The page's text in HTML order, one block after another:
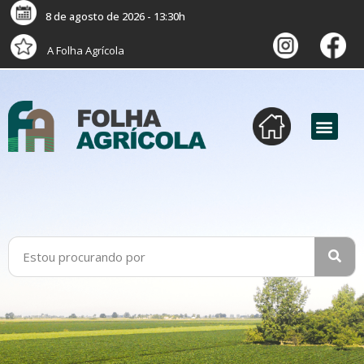
8 de agosto de 2026 - 13:30h
A Folha Agrícola